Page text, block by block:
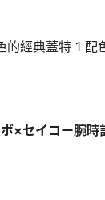
經典蓋特 1 配
×セイコー腕時